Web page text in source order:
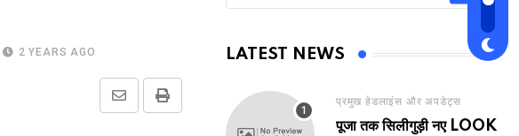
2 YEARS AGO
Print
Share
LATEST NEWS
प्रमुख हेडलाइंस और अपडेट्स
पूजा तक सिलीगुड़ी नए LOOK